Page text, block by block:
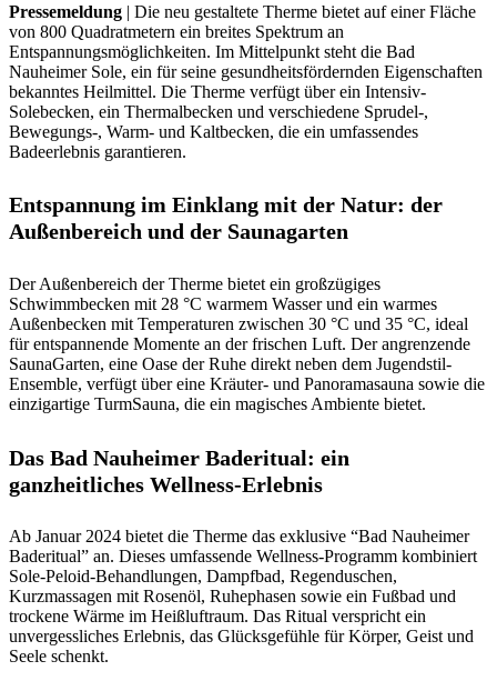
Pressemeldung | Die neu gestaltete Therme bietet auf einer Fläche
von 800 Quadratmetern ein breites Spektrum an
Entspannungsmöglichkeiten. Im Mittelpunkt steht die Bad
Nauheimer Sole, ein für seine gesundheitsfördernden Eigenschaften
bekanntes Heilmittel. Die Therme verfügt über ein Intensiv-
Solebecken, ein Thermalbecken und verschiedene Sprudel-,
Bewegungs-, Warm- und Kaltbecken, die ein umfassendes
Badeerlebnis garantieren.
Entspannung im Einklang mit der Natur: der
Außenbereich und der Saunagarten
Der Außenbereich der Therme bietet ein großzügiges
Schwimmbecken mit 28 °C warmem Wasser und ein warmes
Außenbecken mit Temperaturen zwischen 30 °C und 35 °C, ideal
für entspannende Momente an der frischen Luft. Der angrenzende
SaunaGarten, eine Oase der Ruhe direkt neben dem Jugendstil-
Ensemble, verfügt über eine Kräuter- und Panoramasauna sowie die
einzigartige TurmSauna, die ein magisches Ambiente bietet.
Das Bad Nauheimer Baderitual: ein
ganzheitliches Wellness-Erlebnis
Ab Januar 2024 bietet die Therme das exklusive “Bad Nauheimer
Baderitual” an. Dieses umfassende Wellness-Programm kombiniert
Sole-Peloid-Behandlungen, Dampfbad, Regenduschen,
Kurzmassagen mit Rosenöl, Ruhephasen sowie ein Fußbad und
trockene Wärme im Heißluftraum. Das Ritual verspricht ein
unvergessliches Erlebnis, das Glücksgefühle für Körper, Geist und
Seele schenkt.